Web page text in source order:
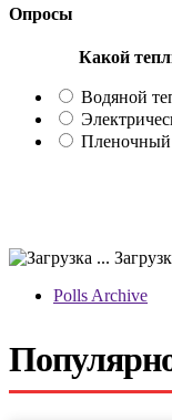
Опросы
Какой
Водяной
Polls Archive